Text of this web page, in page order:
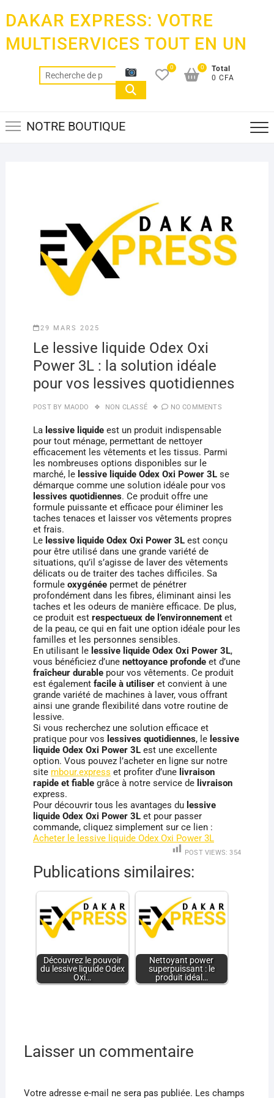
content
DAKAR EXPRESS: VOTRE
MULTISERVICES TOUT EN UN
Recherche
pour :
0
Total
0 CFA
0
NOTRE BOUTIQUE
29 MARS 2025
Le lessive liquide Odex Oxi
Power 3L : la solution idéale
pour vos lessives quotidiennes
POST BY MAODO NON CLASSÉ NO COMMENTS
La lessive liquideest un produit indispensable
pour tout ménage, permettant de nettoyer
efficacement les vêtements et les tissus. Parmi
les nombreuses options disponibles sur le
marché, le lessive liquide Odex Oxi Power 3Lse
démarque comme une solution idéale pour vos
lessives quotidiennes. Ce produit offre une
formule puissante et efficace pour éliminer les
taches tenaces et laisser vos vêtements propres
et frais.
Le lessive liquide Odex Oxi Power 3Lest conçu
pour être utilisé dans une grande variété de
situations, qu’il s’agisse de laver des vêtements
délicats ou de traiter des taches difficiles. Sa
formule oxygénéepermet de pénétrer
profondément dans les fibres, éliminant ainsi les
taches et les odeurs de manière efficace. De plus,
ce produit est respectueux de l’environnementet
de la peau, ce qui en fait une option idéale pour les
familles et les personnes sensibles.
En utilisant le lessive liquide Odex Oxi Power 3L,
vous bénéficiez d’une nettoyance profondeet d’une
fraîcheur durablepour vos vêtements. Ce produit
est également facile à utiliseret convient à une
grande variété de machines à laver, vous offrant
ainsi une grande flexibilité dans votre routine de
lessive.
Si vous recherchez une solution efficace et
pratique pour vos lessives quotidiennes, le lessive
liquide Odex Oxi Power 3Lest une excellente
option. Vous pouvez l’acheter en ligne sur notre
site mbour.express et profiter d’une livraison
rapide et fiablegrâce à notre service de livraison
express.
Pour découvrir tous les avantages du lessive
liquide Odex Oxi Power 3Let pour passer
commande, cliquez simplement sur ce lien :
Acheter le lessive liquide Odex Oxi Power 3L
POST VIEWS: 354
Publications similaires:
Découvrez le pouvoir
du lessive liquide Odex
Oxi…
Nettoyant power
superpuissant : le
produit idéal…
Laisser un commentaire
Votre adresse e-mail ne sera pas publiée. Les champs